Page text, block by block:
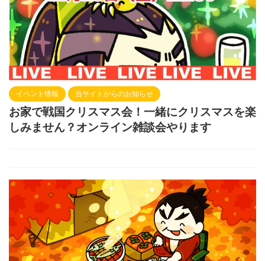
イベント情報 当サイトからのお知らせ
お家で戦国クリスマス会！一緒にクリスマスを楽
しみません？オンライン雑談会やります